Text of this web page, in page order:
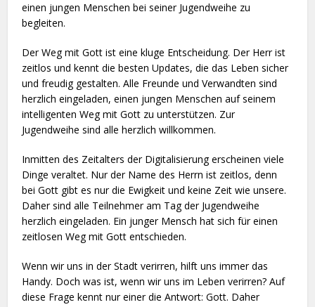
einen jungen Menschen bei seiner Jugendweihe zu
begleiten.
Der Weg mit Gott ist eine kluge Entscheidung. Der Herr ist
zeitlos und kennt die besten Updates, die das Leben sicher
und freudig gestalten. Alle Freunde und Verwandten sind
herzlich eingeladen, einen jungen Menschen auf seinem
intelligenten Weg mit Gott zu unterstützen. Zur
Jugendweihe sind alle herzlich willkommen.
Inmitten des Zeitalters der Digitalisierung erscheinen viele
Dinge veraltet. Nur der Name des Herrn ist zeitlos, denn
bei Gott gibt es nur die Ewigkeit und keine Zeit wie unsere.
Daher sind alle Teilnehmer am Tag der Jugendweihe
herzlich eingeladen. Ein junger Mensch hat sich für einen
zeitlosen Weg mit Gott entschieden.
Wenn wir uns in der Stadt verirren, hilft uns immer das
Handy. Doch was ist, wenn wir uns im Leben verirren? Auf
diese Frage kennt nur einer die Antwort: Gott. Daher